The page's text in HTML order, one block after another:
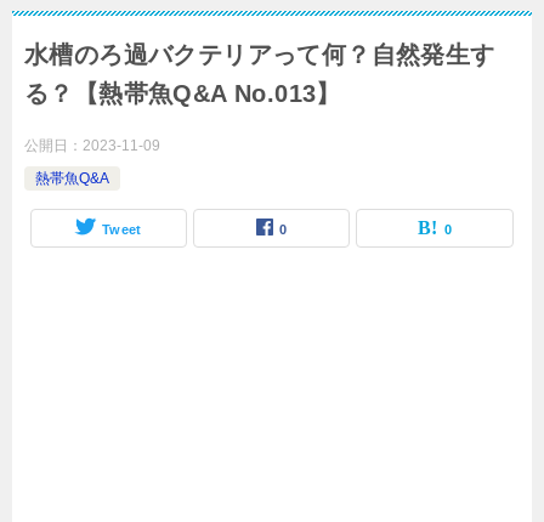
水槽のろ過バクテリアって何？自然発生す
る？【熱帯魚Q&A No.013】
公開日： 2023-11-09
熱帯魚Q&A
Tweet 0 0